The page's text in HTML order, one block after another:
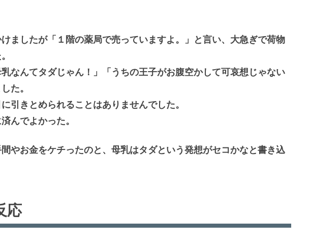
ましたが「１階の薬局で売っていますよ。」と言い、大急ぎで荷物
なんてタダじゃん！」「うちの王子がお腹空かして可哀想じゃない
た。
引きとめられることはありませんでした。
んでよかった。
やお金をケチったのと、母乳はタダという発想がセコかなと書き込
応